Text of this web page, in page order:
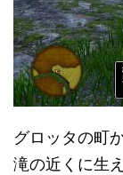
グロッタの町
滝の近くに生